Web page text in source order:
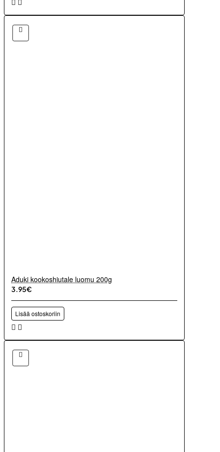
Aduki kookoshiutale luomu 200g
3.95€
Lisää ostoskoriin